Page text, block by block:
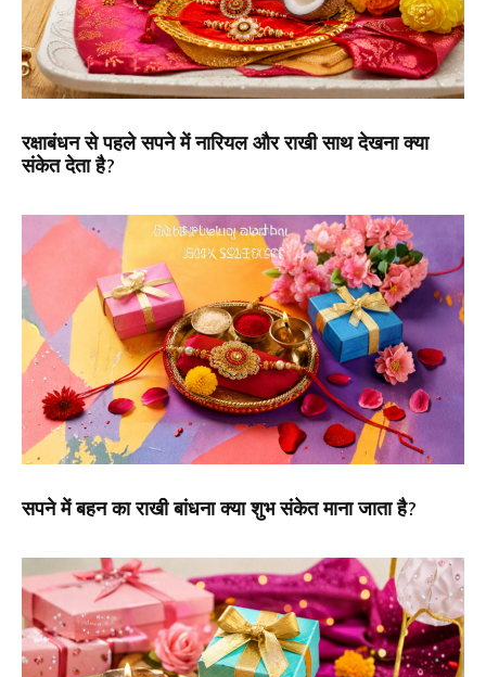
रक्षाबंधन से पहले सपने में नारियल और राखी साथ देखना क्या
संकेत देता है?
सपने में बहन का राखी बांधना क्या शुभ संकेत माना जाता है?